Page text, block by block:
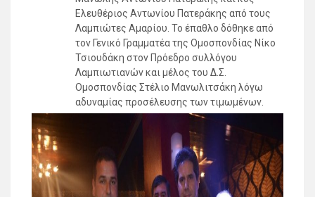
Ελευθέριος Αντωνίου Πατεράκης από τους
Λαμπιώτες Αμαρίου. Το έπαθλο δόθηκε από
τον Γενικό Γραμματέα της Ομοσπονδίας Νίκο
Τσιουδάκη στον Πρόεδρο συλλόγου
Λαμπιωτιανών και μέλος του Δ.Σ.
Ομοσπονδίας Στέλιο Μανωλιτσάκη λόγω
αδυναμίας προσέλευσης των τιμωμένων.